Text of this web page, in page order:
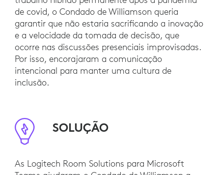
de covid, o Condado de Williamson queria
garantir que não estaria sacrificando a inovação
e a velocidade da tomada de decisão, que
ocorre nas discussões presenciais improvisadas.
Por isso, encorajaram a comunicação
intencional para manter uma cultura de
inclusão.
SOLUÇÃO
As Logitech Room Solutions para Microsoft